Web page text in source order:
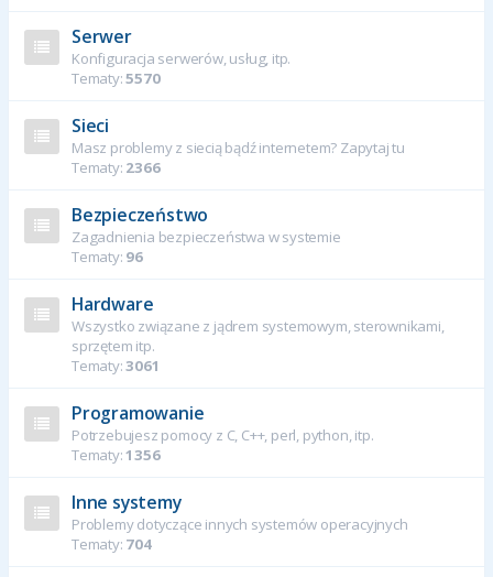
Serwer
Konfiguracja serwerów, usług, itp.
Tematy:5570
Sieci
Masz problemy z siecią bądź internetem? Zapytaj tu
Tematy: 2366
Bezpieczeństwo
Zagadnienia bezpieczeństwa w systemie
Tematy: 96
Hardware
Wszystko związane z jądrem systemowym, sterownikami,
sprzętem itp.
Tematy:3061
Programowanie
Potrzebujesz pomocy z C, C++, perl, python, itp.
Tematy:1356
Inne systemy
Problemy dotyczące innych systemów operacyjnych
Tematy: 704